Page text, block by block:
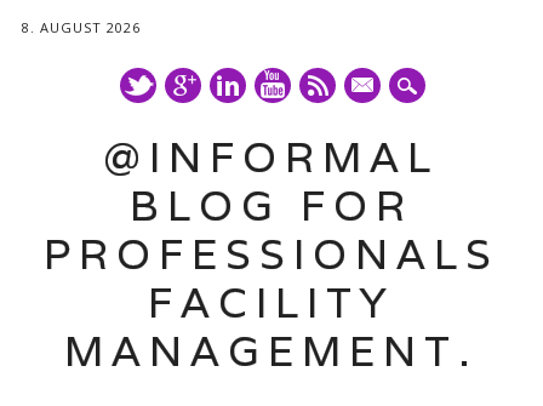
8. AUGUST 2026
mail
@INFORMAL
BLOG FOR
PROFESSIONALS
FACILITY
MANAGEMENT.